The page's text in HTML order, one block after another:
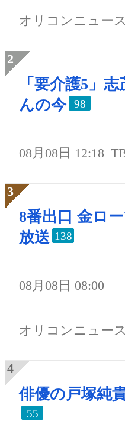
オリコンニュース
「要介護5」
んの今
98
08月08日 12:18
8番出口 金ロ
放送 138
08月08日 08:00
オリコンニュース
俳優の戸塚純
55